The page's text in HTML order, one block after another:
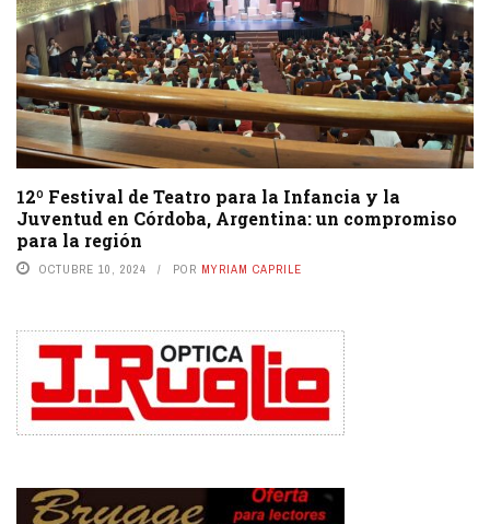
12º Festival de Teatro para la Infancia y la
Juventud en Córdoba, Argentina: un compromiso
para la región
OCTUBRE 10, 2024 POR MYRIAM CAPRILE